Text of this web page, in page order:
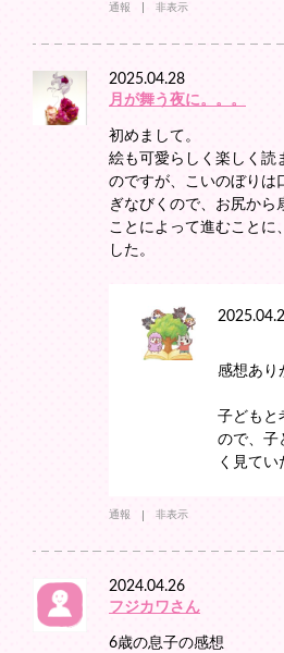
通報 非表示
2025.04.28
月が舞う夜に。。。
初めまして。
絵も可愛らしく楽しく読
のですが、こいのぼりは
ぎなびくので、お尻から
ことによって進むことに
した。
感想あり
子どもと
ので、子
く見てい
通報 非表示
2024.04.26
フジカワさん
6歳の息子の感想